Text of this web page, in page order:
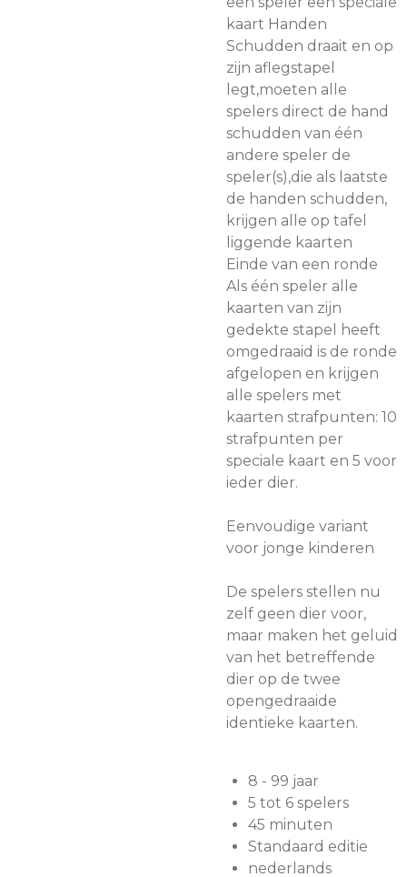
kaart Handen
Schudden draait en op
zijn aflegstapel
legt,moeten alle
spelers direct de hand
schudden van één
andere speler de
speler(s),die als laatste
de handen schudden,
krijgen alle op tafel
liggende kaarten
Einde van een ronde
Als één speler alle
kaarten van zijn
gedekte stapel heeft
omgedraaid is de ronde
afgelopen en krijgen
alle spelers met
kaarten strafpunten: 10
strafpunten per
speciale kaart en 5 voor
ieder dier.
Eenvoudige variant
voor jonge kinderen
De spelers stellen nu
zelf geen dier voor,
maar maken het geluid
van het betreffende
dier op de twee
opengedraaide
identieke kaarten.
8 - 99 jaar
5 tot 6 spelers
45 minuten
Standaard editie
nederlands